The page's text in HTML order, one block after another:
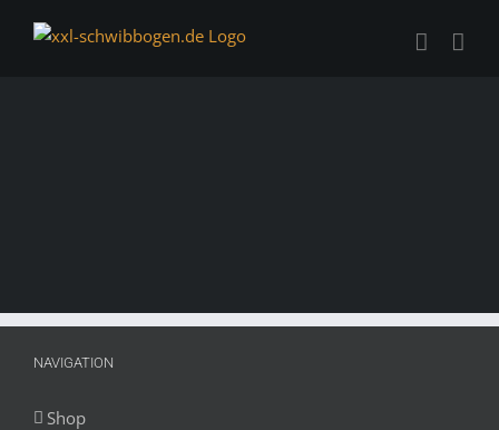
Inhalt
NAVIGATION
Shop